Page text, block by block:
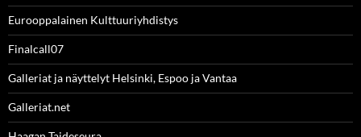
Eurooppalainen Kulttuuriyhdistys
Finalcall07
Galleriat ja näyttelyt Helsinki, Espoo ja Vantaa
Galleriat.net